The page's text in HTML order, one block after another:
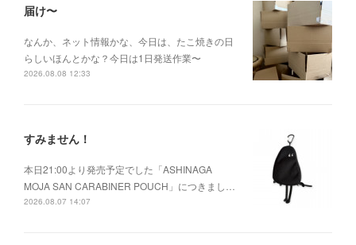
届け〜
なんか、ネット情報かな、今日は、たこ焼きの日
らしいほんとかな？今日は1日発送作業〜
2026.08.08 12:33
すみません！
本日21:00より発売予定でした「ASHINAGA
MOJA SAN CARABINER POUCH」につきまし…
2026.08.07 14:07